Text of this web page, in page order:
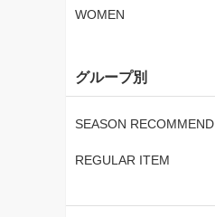
WOMEN
グループ別
SEASON RECOMMEND
REGULAR ITEM